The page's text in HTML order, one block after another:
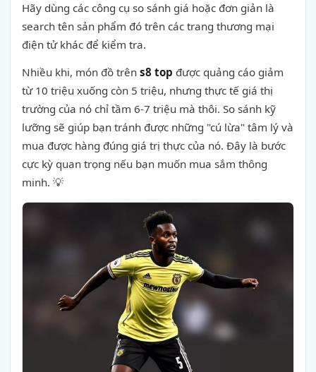
Hãy dùng các công cụ so sánh giá hoặc đơn giản là
search tên sản phẩm đó trên các trang thương mại
điện tử khác để kiểm tra.
Nhiều khi, món đồ trên s8 top được quảng cáo giảm
từ 10 triệu xuống còn 5 triệu, nhưng thực tế giá thị
trường của nó chỉ tầm 6-7 triệu mà thôi. So sánh kỹ
lưỡng sẽ giúp bạn tránh được những "cú lừa" tâm lý và
mua được hàng đúng giá trị thực của nó. Đây là bước
cực kỳ quan trọng nếu bạn muốn mua sắm thông
minh. 💡